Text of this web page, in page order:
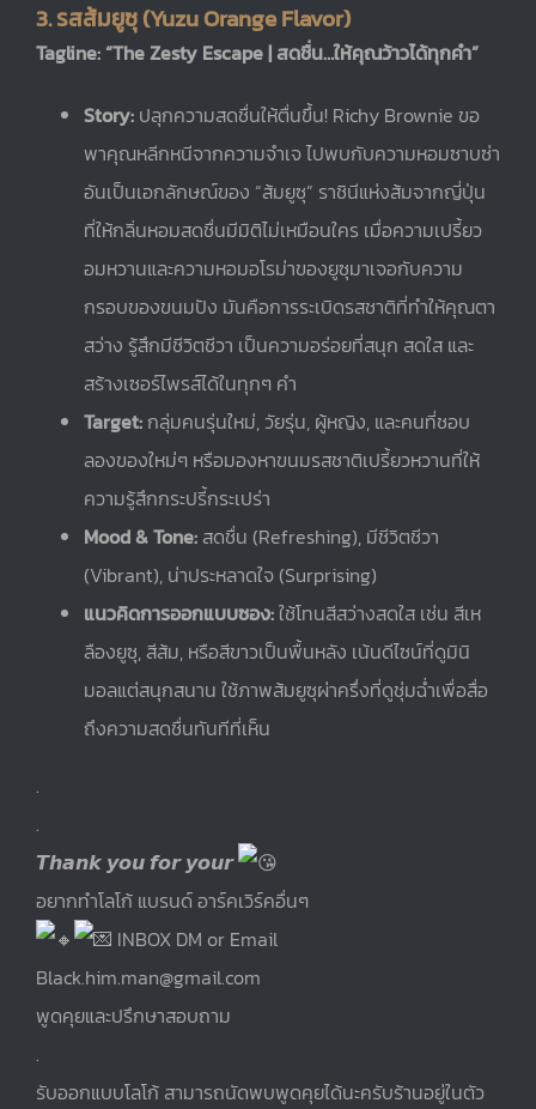
3. รสส้มยูซุ (Yuzu Orange Flavor)
Tagline: “The Zesty Escape | สดชื่น…ให้คุณว้าวได้ทุกคำ”
Story: ปลุกความสดชื่นให้ตื่นขึ้น! Richy Brownie ขอ
พาคุณหลีกหนีจากความจำเจ ไปพบกับความหอมซาบซ่า
อันเป็นเอกลักษณ์ของ “ส้มยูซุ” ราชินีแห่งส้มจากญี่ปุ่น
ที่ให้กลิ่นหอมสดชื่นมีมิติไม่เหมือนใคร เมื่อความเปรี้ยว
อมหวานและความหอมอโรม่าของยูซุมาเจอกับความ
กรอบของขนมปัง มันคือการระเบิดรสชาติที่ทำให้คุณตา
สว่าง รู้สึกมีชีวิตชีวา เป็นความอร่อยที่สนุก สดใส และ
สร้างเซอร์ไพรส์ได้ในทุกๆ คำ
Target:กลุ่มคนรุ่นใหม่, วัยรุ่น, ผู้หญิง, และคนที่ชอบ
ลองของใหม่ๆ หรือมองหาขนมรสชาติเปรี้ยวหวานที่ให้
ความรู้สึกกระปรี้กระเปร่า
Mood & Tone: สดชื่น (Refreshing), มีชีวิตชีวา
(Vibrant), น่าประหลาดใจ (Surprising)
แนวคิดการออกแบบซอง:ใช้โทนสีสว่างสดใส เช่น สีเห
ลืองยูซุ, สีส้ม, หรือสีขาวเป็นพื้นหลัง เน้นดีไซน์ที่ดูมินิ
มอลแต่สนุกสนาน ใช้ภาพส้มยูซุผ่าครึ่งที่ดูชุ่มฉ่ำเพื่อสื่อ
ถึงความสดชื่นทันทีที่เห็น
.
.
𝙏𝙝𝙖𝙣𝙠 𝙮𝙤𝙪 𝙛𝙤𝙧 𝙮𝙤𝙪𝙧
อยากทำโลโก้ แบรนด์ อาร์คเวิร์คอื่นๆ
INBOX DM or Email
Black.him.man@gmail.com
พูดคุยและปรึกษาสอบถาม
.
รับออกแบบโลโก้ สามารถนัดพบพูดคุยได้นะครับร้านอยู่ในตัว